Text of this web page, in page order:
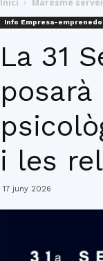
Inici Maresme
Info Empresa-
La 31
i les
17 juny 2026